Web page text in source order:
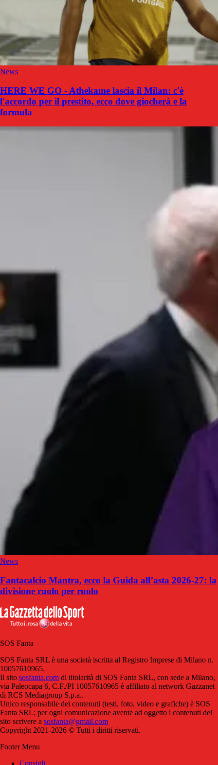
News
HERE WE GO - Athekame lascia il Milan: c'è
l'accordo per il prestito, ecco dove giocherà e la
formula
News
Fantacalcio Mantra, ecco la Guida all’asta 2026-27: la
divisione ruolo per ruolo
SOS Fanta
SOS Fanta SRL è una società iscritta al Registro Imprese di Milano n.
10057610965.
Il sito sosfanta.com di titolarità di SOS Fanta SRL, con sede a Milano,
via Paleocapa 6, C.F./PI 10057610965 è affiliato al network Gazzanet
di RCS Mediagroup S.p.a..
Unico responsabile dei contenuti (testi, foto, video e grafiche) è SOS
Fanta SRL; per ogni comunicazione avente ad oggetto i contenuti del
sito scrivere a sosfanta@gmail.com
Copyright 2021-2026 © Tutti i diritti riservati.
Footer Menu
Consigli